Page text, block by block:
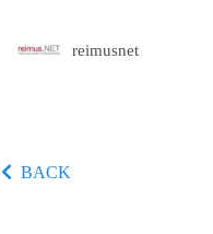
reimusnet
BACK